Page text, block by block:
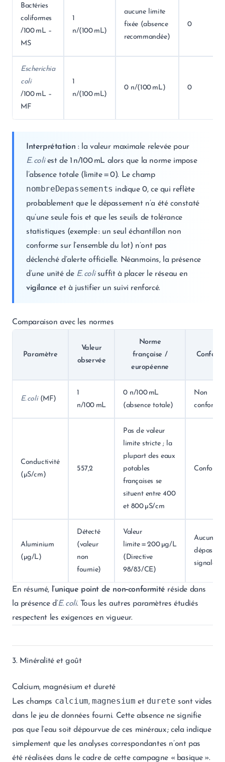
Bactéries
coliformes
/100 mL –
MS
1
n/(100 mL)
aucune limite
fixée (absence
recommandée)
0
Escherichia
coli
/100 mL –
MF
1
n/(100 mL)
0 n/(100 mL) 0
Interprétation : la valeur maximale relevée pour
E. coliest de 1 n/100 mL alors que la norme impose
l’absence totale (limite = 0). Le champ
nombreDepassements indique 0, ce qui reflète
probablement que le dépassement n’a été constaté
qu’une seule fois et que les seuils de tolérance
statistiques (exemple : un seul échantillon non
conforme sur l’ensemble du lot) n’ont pas
déclenché d’alerte officielle. Néanmoins, la présence
d’une unité de E. colisuffit à placer le réseau en
vigilance et à justifier un suivi renforcé.
Comparaison avec les normes
Paramètre
Valeur
observée
Norme
française /
européenne
E. coli(MF)
1
n/100 mL
0 n/100 mL
(absence totale)
Non
conforme
Conductivité
(µS/cm)
557,2
Pas de valeur
limite stricte ; la
plupart des eaux
potables
françaises se
situent entre 400
et 800 µS/cm
Conforme
Aluminium
(µg/L)
Détecté
(valeur
non
fournie)
Valeur
limite = 200 µg/L
(Directive
98/83/CE)
Aucun
signalé
En résumé, l’unique point de non‑conformité réside dans
la présence d’E. coli. Tous les autres paramètres étudiés
respectent les exigences en vigueur.
3. Minéralité et goût
Calcium, magnésium et dureté
Les champs calcium,magnesium et durete sont vides
dans le jeu de données fourni. Cette absence ne signifie
pas que l’eau soit dépourvue de ces minéraux ; cela indique
simplement que les analyses correspondantes n’ont pas
été réalisées dans le cadre de cette campagne « basique ».